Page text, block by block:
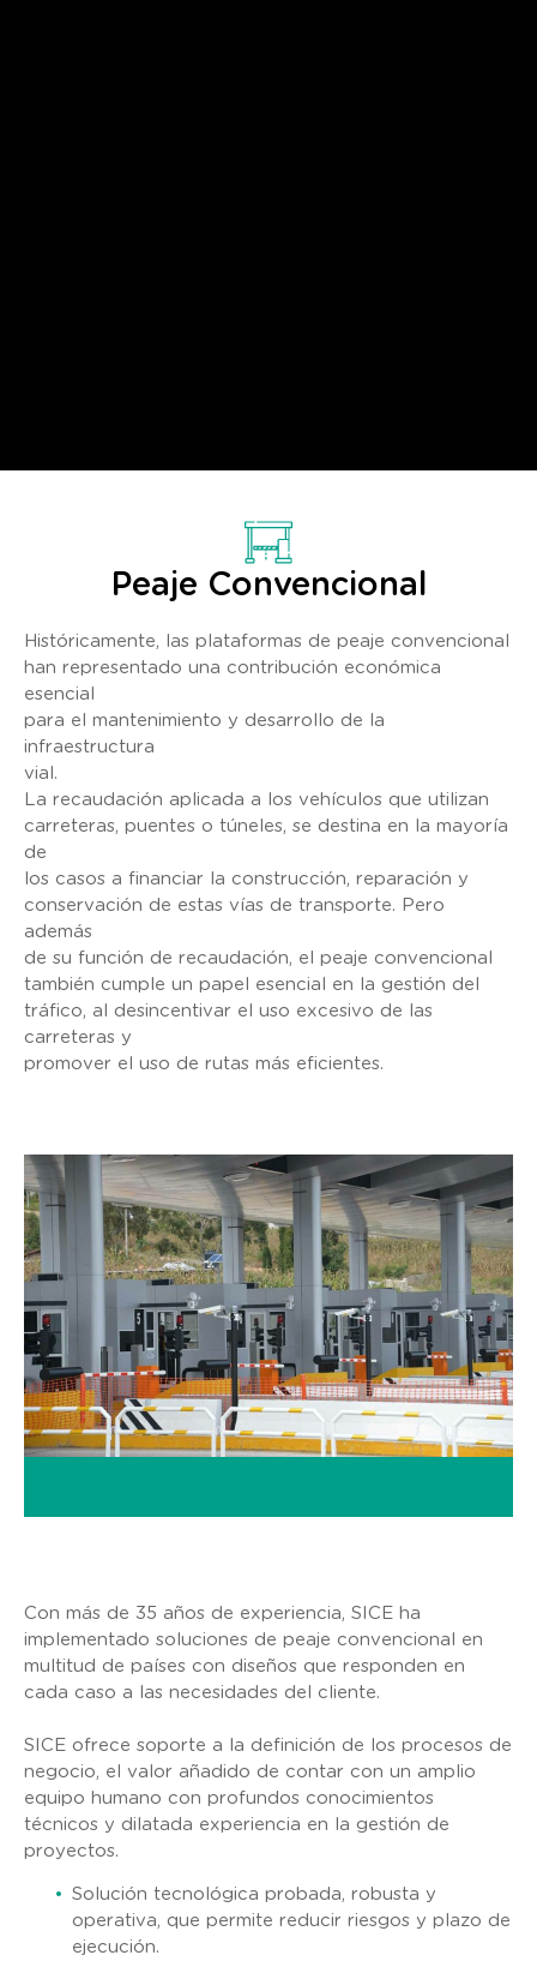
Peaje Convencional
Históricamente, las plataformas de peaje convencional
han representado una contribución económica
esencial
para el mantenimiento y desarrollo de la
infraestructura
vial.
La recaudación aplicada a los vehículos que utilizan
carreteras, puentes o túneles, se destina en la mayoría
de
los casos a financiar la construcción, reparación y
conservación de estas vías de transporte. Pero
además
de su función de recaudación, el peaje convencional
también cumple un papel esencial en la gestión del
tráfico, al desincentivar el uso excesivo de las
carreteras y
promover el uso de rutas más eficientes.
Con más de 35 años de experiencia, SICE ha
implementado soluciones de peaje convencional en
multitud de países con diseños que responden en
cada caso a las necesidades del cliente.
SICE ofrece soporte a la definición de los procesos de
negocio, el valor añadido de contar con un amplio
equipo humano con profundos conocimientos
técnicos y dilatada experiencia en la gestión de
proyectos.
Solución tecnológica probada, robusta y
operativa, que permite reducir riesgos y plazo de
ejecución.